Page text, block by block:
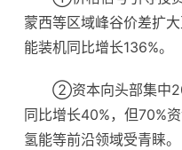
蒙西等区域峰谷价差扩
能装机同比增长136%。
②资本向头部集中
同比增长40%，但70%
氢能等前沿领域受青睐。